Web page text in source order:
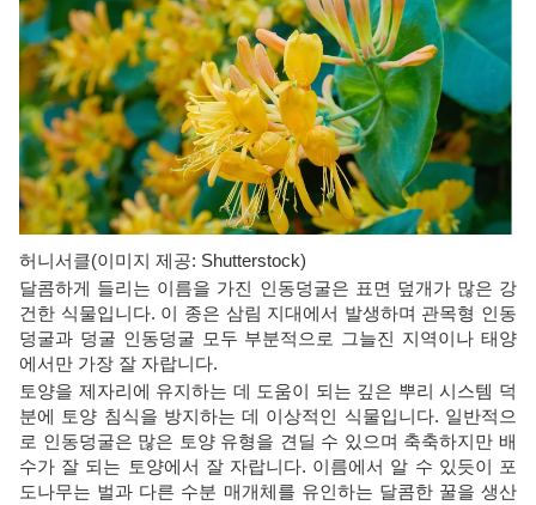
허니서클(이미지 제공: Shutterstock)
달콤하게 들리는 이름을 가진 인동덩굴은 표면 덮개가 많은 강
건한 식물입니다. 이 종은 삼림 지대에서 발생하며 관목형 인동
덩굴과 덩굴 인동덩굴 모두 부분적으로 그늘진 지역이나 태양
에서만 가장 잘 자랍니다.
토양을 제자리에 유지하는 데 도움이 되는 깊은 뿌리 시스템 덕
분에 토양 침식을 방지하는 데 이상적인 식물입니다. 일반적으
로 인동덩굴은 많은 토양 유형을 견딜 수 있으며 축축하지만 배
수가 잘 되는 토양에서 잘 자랍니다. 이름에서 알 수 있듯이 포
도나무는 벌과 다른 수분 매개체를 유인하는 달콤한 꿀을 생산